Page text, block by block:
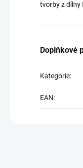
tvorby z dílny
Doplňkové
Kategorie:
EAN: